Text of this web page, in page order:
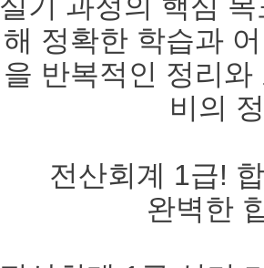
해 정확한 학습과
을 반복적인 정리
비의
전산회계 1급!
완벽한